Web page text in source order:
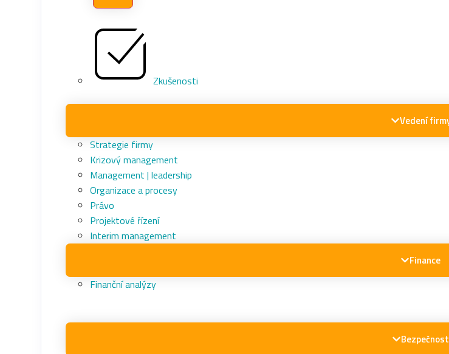
Zkušenosti
Vedení
Strategie firmy
Krizový management
Management | leadership
Organizace a procesy
Právo
Projektové řízení
Interim management
Finance
Finanční analýzy
Bezpečnost